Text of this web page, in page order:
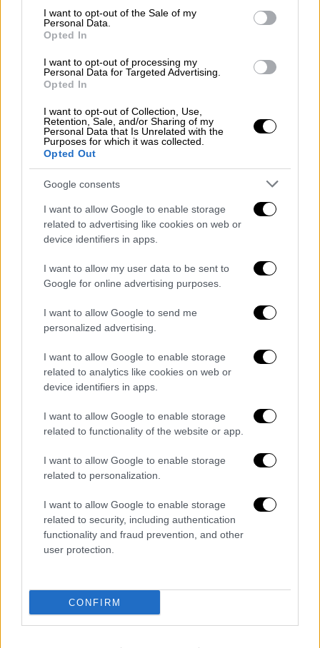
consent section.
I want to opt-out of the Sale of my
Personal Data.
Opted In
I want to opt-out of processing my
Personal Data for Targeted Advertising.
Opted In
I want to opt-out of Collection, Use,
Retention, Sale, and/or Sharing of my
Personal Data that Is Unrelated with the
Purposes for which it was collected.
Opted Out
Google consents
I want to allow Google to enable storage
related to advertising like cookies on web or
device identifiers in apps.
I want to allow my user data to be sent to
Google for online advertising purposes.
I want to allow Google to send me
personalized advertising.
I want to allow Google to enable storage
related to analytics like cookies on web or
device identifiers in apps.
I want to allow Google to enable storage
related to functionality of the website or app.
I want to allow Google to enable storage
related to personalization.
I want to allow Google to enable storage
related to security, including authentication
functionality and fraud prevention, and other
user protection.
CONFIRM
Ελλάδα 19.04.2026 23:42
Λουλουδιών» και γιατί ξεχωρίζει
παραδόσεις των ιθαγενών της Βόρειας
Αμερικής, οι οποίοι συνήθιζαν να δίνουν σε
κάθε πανσέληνο ένα όνομα εμπνευσμένο από
τα φυσικά χαρακτηριστικά της εποχής
Καιρός|08.04.2026 07:00